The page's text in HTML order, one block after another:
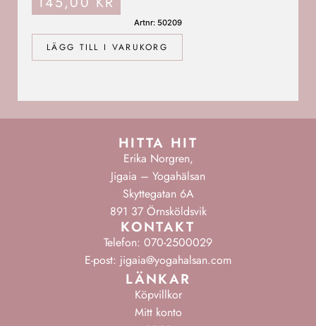
LÄGG TILL I VARUKORG
Artnr: 50209
HITTA HIT
Erika Norgren,
Jigaia – Yogahälsan
Skyttegatan 6A
891 37 Örnsköldsvik
KONTAKT
Telefon: 070-2500029
E-post: jigaia@yogahalsan.com
LÄNKAR
Köpvillkor
Mitt konto